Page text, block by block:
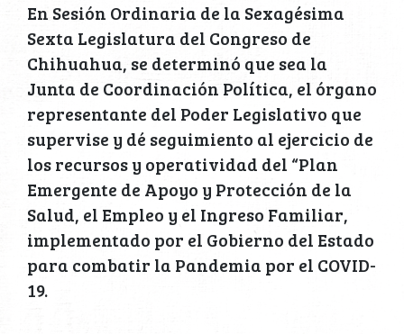
En Sesión Ordinaria de la Sexagésima
Sexta Legislatura del Congreso de
Chihuahua, se determinó que sea la
Junta de Coordinación Política, el órgano
representante del Poder Legislativo que
supervise y dé seguimiento al ejercicio de
los recursos y operatividad del “Plan
Emergente de Apoyo y Protección de la
Salud, el Empleo y el Ingreso Familiar,
implementado por el Gobierno del Estado
para combatir la Pandemia por el COVID-
19.